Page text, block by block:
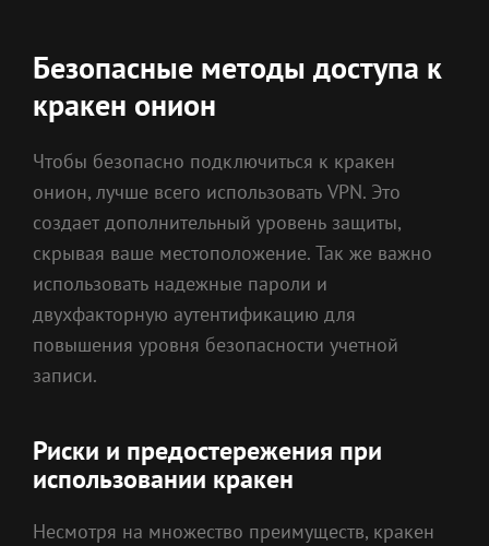
Безопасные методы доступа к
кракен онион
Чтобы безопасно подключиться к кракен
онион, лучше всего использовать VPN. Это
создает дополнительный уровень защиты,
скрывая ваше местоположение. Так же важно
использовать надежные пароли и
двухфакторную аутентификацию для
повышения уровня безопасности учетной
записи.
Риски и предостережения при
использовании кракен
Несмотря на множество преимуществ, кракен